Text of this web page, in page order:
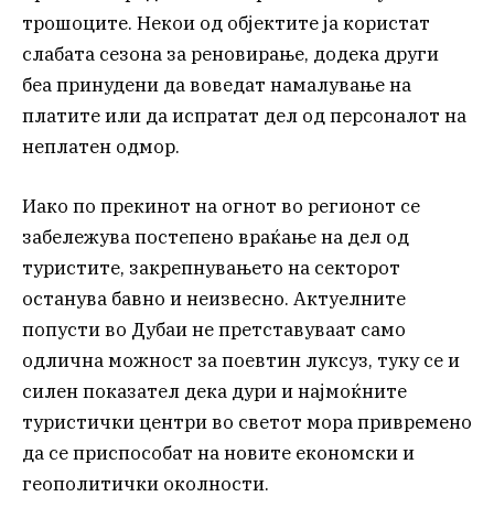
трошоците. Некои од објектите ја користат
слабата сезона за реновирање, додека други
беа принудени да воведат намалување на
платите или да испратат дел од персоналот на
неплатен одмор.
Иако по прекинот на огнот во регионот се
забележува постепено враќање на дел од
туристите, закрепнувањето на секторот
останува бавно и неизвесно. Актуелните
попусти во Дубаи не претставуваат само
одлична можност за поевтин луксуз, туку се и
силен показател дека дури и најмоќните
туристички центри во светот мора привремено
да се приспособат на новите економски и
геополитички околности.